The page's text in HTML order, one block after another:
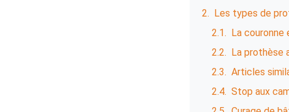
Les types de
La
La prothèse
Articles
Stop aux